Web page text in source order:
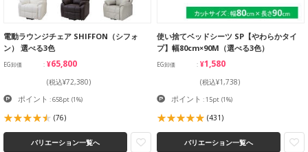
電動ラウンジチェア SHIFFON（シフォ
ン） 選べる3色
EG卸価 ¥65,800
(税込¥72,380)
ポイント : 658pt (1%)
(76)
バリエーション一覧へ
使い捨てベッドシーツ SP【やわらかタイ
プ】幅80cm×90M（選べる3色）
EG卸価 ¥1,580
(税込¥1,738)
ポイント : 15pt (1%)
(431)
バリエーション一覧へ